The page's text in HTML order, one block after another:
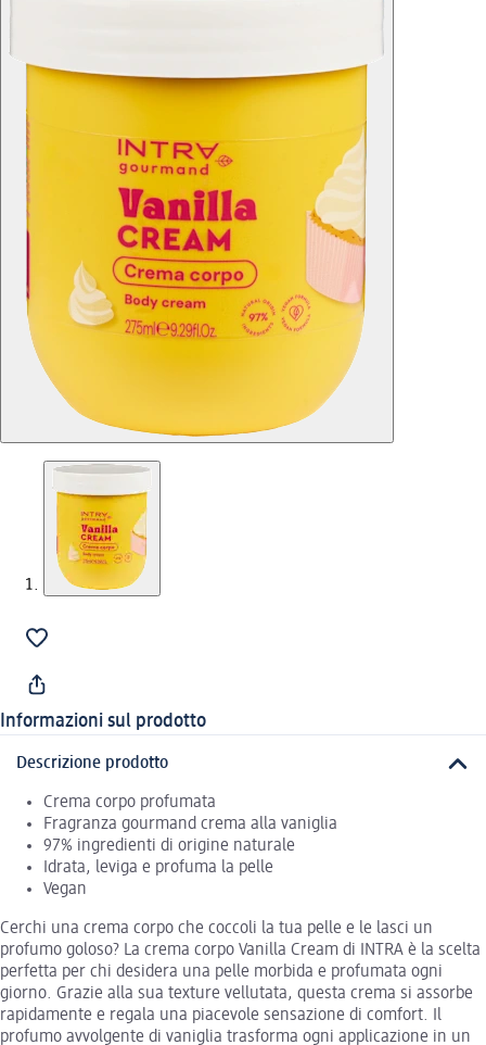
Informazioni sul prodotto
Descrizione prodotto
Crema corpo profumata
Fragranza gourmand crema alla vaniglia
97% ingredienti di origine naturale
Idrata, leviga e profuma la pelle
Vegan
Cerchi una crema corpo che coccoli la tua pelle e le lasci un
profumo goloso? La crema corpo Vanilla Cream di INTRA è la scelta
perfetta per chi desidera una pelle morbida e profumata ogni
giorno. Grazie alla sua texture vellutata, questa crema si assorbe
rapidamente e regala una piacevole sensazione di comfort. Il
profumo avvolgente di vaniglia trasforma ogni applicazione in un